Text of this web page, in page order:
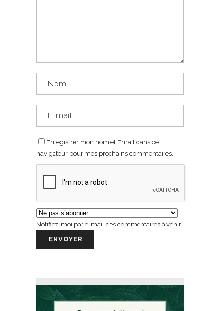
Enregistrer mon nom et Email dans ce
navigateur pour mes prochains commentaires.
Notifiez-moi par e-mail des commentaires à venir.